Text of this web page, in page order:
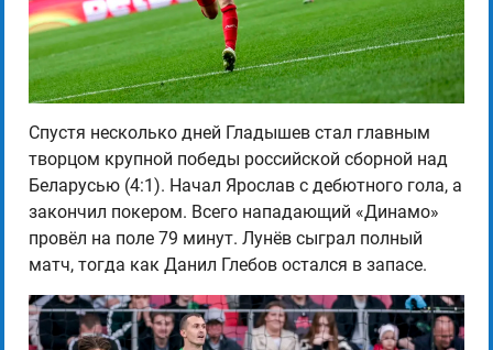
Спустя несколько дней Гладышев стал главным
творцом крупной победы российской сборной над
Беларусью (4:1). Начал Ярослав с дебютного гола, а
закончил покером. Всего нападающий «Динамо»
провёл на поле 79 минут. Лунёв сыграл полный
матч, тогда как Данил Глебов остался в запасе.